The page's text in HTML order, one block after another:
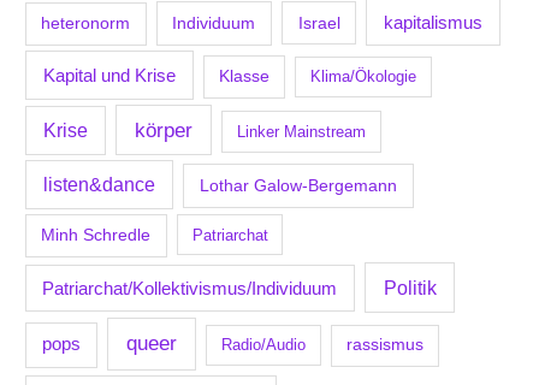
heteronorm Individuum Israel kapitalismus
Kapital und Krise Klasse Klima/Ökologie
Krise körper Linker Mainstream
listen&dance Lothar Galow-Bergemann
Minh Schredle Patriarchat
Patriarchat/Kollektivismus/Individuum Politik
pops queer Radio/Audio rassismus